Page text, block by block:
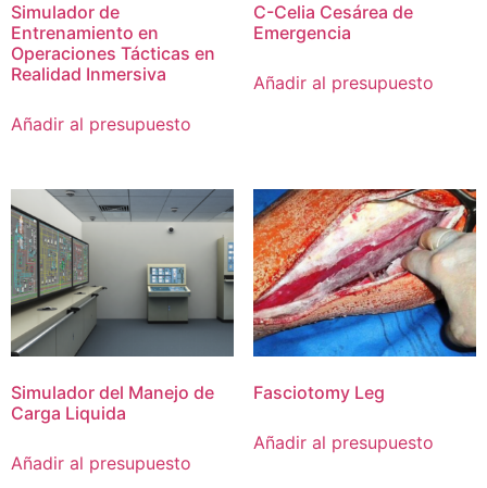
Simulador de
Entrenamiento en
Operaciones Tácticas en
Realidad Inmersiva
Añadir al presupuesto
C-Celia Cesárea de
Emergencia
Añadir al presupuesto
Simulador del Manejo de
Carga Liquida
Añadir al presupuesto
Fasciotomy Leg
Añadir al presupuesto